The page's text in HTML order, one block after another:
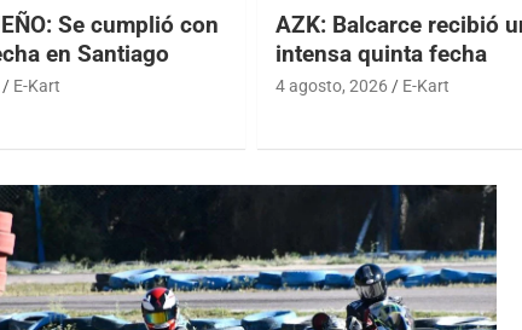
Se cumplió con
en Santiago
E-Kart
AZK: Balcarce recibió
intensa quinta fecha
4 agosto, 2026 E-Kart